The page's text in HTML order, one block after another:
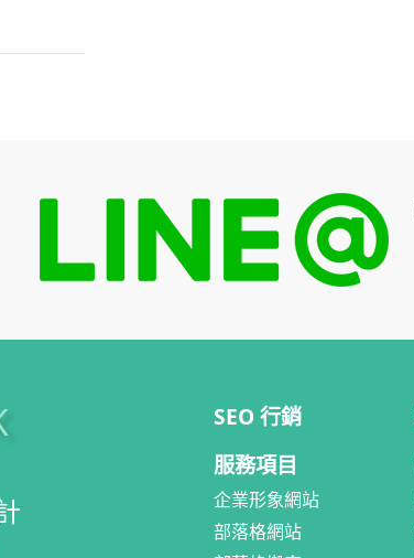
SEO 行銷
服務項目
企業形象網站
部落格網站